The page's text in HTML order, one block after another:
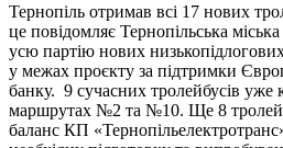
Тернопіль отримав всі 17 нових
це повідомляє Тернопільська
усю партію нових
у межах проєкту за підтримки
банку. 9 сучасних тролейбусів уже
маршрутах №2 та №10. Ще 8
баланс КП